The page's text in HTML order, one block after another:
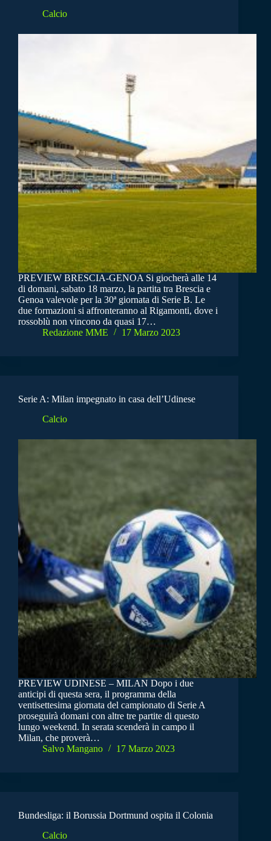
Calcio
PREVIEW BRESCIA-GENOA Si giocherà alle 14
di domani, sabato 18 marzo, la partita tra Brescia e
Genoa valevole per la 30ª giornata di Serie B. Le
due formazioni si affronteranno al Rigamonti, dove i
rossoblù non vincono da quasi 17…
Redazione MME
17 Marzo 2023
Serie A: Milan impegnato in casa dell’Udinese
Calcio
PREVIEW UDINESE – MILAN Dopo i due
anticipi di questa sera, il programma della
ventisettesima giornata del campionato di Serie A
proseguirà domani con altre tre partite di questo
lungo weekend. In serata scenderà in campo il
Milan, che proverà…
Salvo Mangano
17 Marzo 2023
Bundesliga: il Borussia Dortmund ospita il Colonia
Calcio